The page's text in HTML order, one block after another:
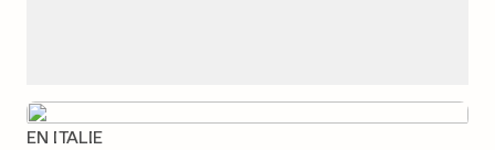
EN ITALIE